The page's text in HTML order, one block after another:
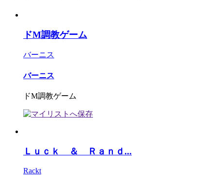
ドM調教ゲーム
バーニス
バーニス
ドM調教ゲーム
Ｌｕｃｋ ＆ Ｒａｎｄ...
Rackt